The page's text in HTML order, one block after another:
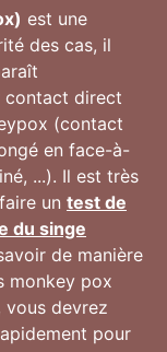
est une
des cas, il
contact direct
(contact
en face-à-
...). Il est très
un test de
du singe
de manière
monkey pox
vous devrez
pour